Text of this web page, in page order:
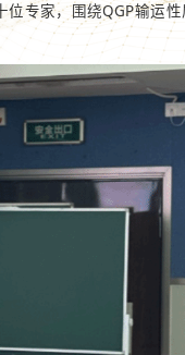
专家，围绕QGP输运